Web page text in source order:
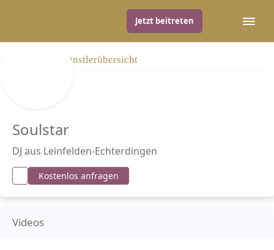
Jetzt beitreten
Zurück zur Künstlerübersicht
Soulstar
DJ aus Leinfelden-Echterdingen
Kostenlos anfragen
Videos